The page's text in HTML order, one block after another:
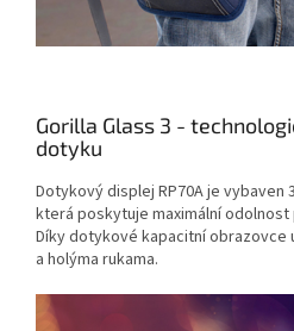
Gorilla Glass 3 -
dotyku
Dotykový displej RP70A je vybaven
která poskytuje maximální
Díky dotykové kapacitní obrazovce
a holýma rukama.